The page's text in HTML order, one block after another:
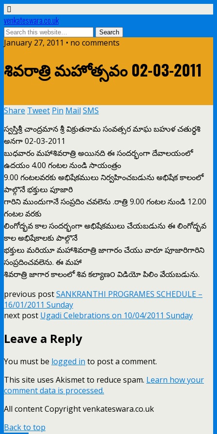
venkateswara.co.uk
January 27, 2011 • no comments
శివరాత్రి మహోత్సవం 02-03-2011
Share Tweet Pin Mail SMS
స్వస్తిశ్రీ చాంద్రమాన శ్రీ విక్రుతనామ సంవత్సర మాఘ బహుళ చతుర్ధశి
అనగా 02-03-2011
బుధవారం మహాశివరాత్రి అయినది ఈ సందర్భంగా దేవాలయంలో
ఉదయం 4.00 గంటల నుండి సాయంత్రం
9.00 గంటలవరకు అభిషేకములు నిర్వహించబడును అభిషేక కాలంలో
పాల్గొనే భక్తులు పూజారి
గారిని ముందుగానే సంప్రదిం చవలెను .రాత్రి 9.00 గంటల నుండి 12.00
గంటల వరకు
లింగోద్భవ కాల సందర్భంగా అభిషేకములు చేయబడును ఈ లింగోద్భవ
కాల అభిషేకాలకు పాల్గొనే
భక్తులు మరియూ మహాశివరాత్రి జాగారం చేయు వారూ పూజారిగారిని
సంప్రదించవలెను. ఈ మహా
శివరాత్రి జాగార కాలంలో శివ కల్యాణ౦ విడియో పిలిం వేయబడును.
previous postSANKRANTHI PROGRAMES SCHEDULE –
16/01/2011 Sunday
next post Ugadi Celebrations on 10/04/2011 Sunday
Leave a Reply
You must be logged in to post a comment.
This site uses Akismet to reduce spam. Learn how your
comment data is processed.
All content Copyright venkateswara.co.uk
Back to top